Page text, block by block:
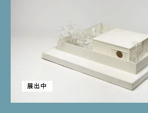
展出中